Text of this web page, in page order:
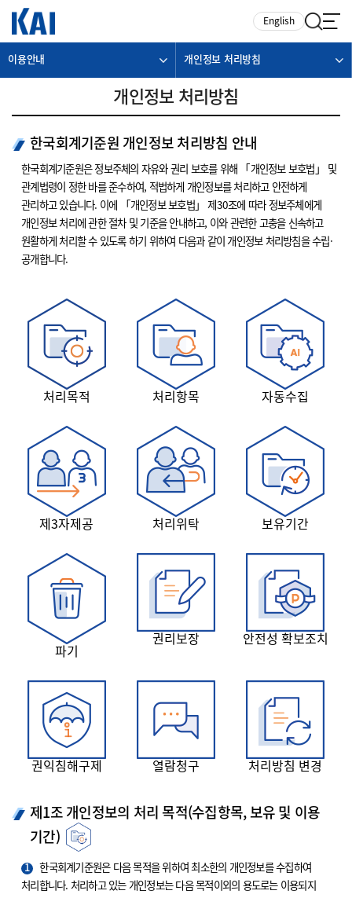
English
이용안내 개인정보 처리방침
개인정보 처리방침
한국회계기준원 개인정보 처리방침 안내
한국회계기준원은 정보주체의 자유와 권리 보호를 위해 「개인정보 보호법」 및
관계법령이 정한 바를 준수하여, 적법하게 개인정보를 처리하고 안전하게
관리하고 있습니다. 이에 「개인정보 보호법」 제30조에 따라 정보주체에게
개인정보 처리에 관한 절차 및 기준을 안내하고, 이와 관련한 고충을 신속하고
원활하게 처리할 수 있도록 하기 위하여 다음과 같이 개인정보 처리방침을 수립·
공개합니다.
처리목적 처리항목 자동수집
제3자제공 처리위탁 보유기간
파기
권리보장 안전성 확보조치
권익침해구제 열람청구 처리방침 변경
제1조 개인정보의 처리 목적(수집항목, 보유 및 이용
기간)
1
한국회계기준원은 다음 목적을 위하여 최소한의 개인정보를 수집하여
처리합니다. 처리하고 있는 개인정보는 다음 목적이외의 용도로는 이용되지